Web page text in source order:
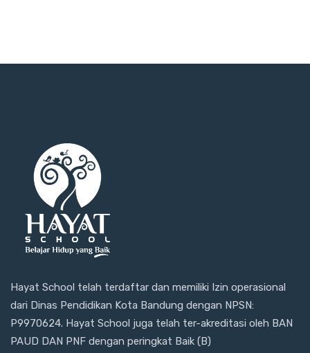
Hayat School telah terdaftar dan memiliki Izin operasional
dari Dinas Pendidikan Kota Bandung dengan NPSN:
P9970624. Hayat School juga telah ter-akreditasi oleh BAN
PAUD DAN PNF dengan peringkat Baik (B)